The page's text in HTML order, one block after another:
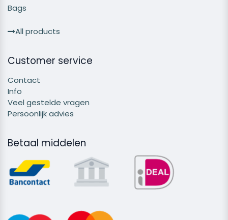
Bags
All products
Customer service
Contact
Info
Veel gestelde vragen
Persoonlijk advies
Betaal middelen